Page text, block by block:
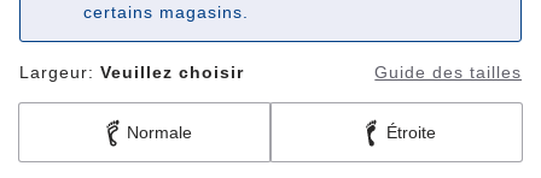
certains magasins.
Largeur: Veuillez choisir Guide des tailles
Normale Étroite